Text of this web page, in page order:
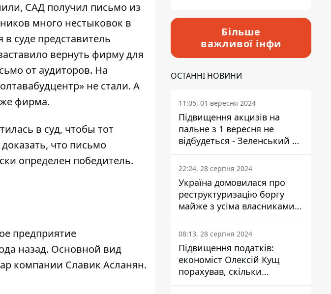
САД получил письмо из
много нестыковок в
суде представитель
вернуть фирму для
от аудиторов. На
не стали. А
фирма.
в суд, чтобы тот
что письмо
определен победитель.
предприятие
назад. Основной вид
компании Славик Асланян.
Більше
важливої інфи
ОСТАННІ НОВИНИ
11:05, 01 вересня 2024
Підвищення акцизів на
пальне з 1 вересня не
відбудеться - Зеленський не
підписав закон
22:24, 28 серпня 2024
Україна домовилася про
реструктуризацію боргу
майже з усіма власниками
єврооблігацій: що це
означає для країни
08:13, 28 серпня 2024
Підвищення податків:
економіст Олексій Кущ
порахував, скільки
заплатить кожен українець